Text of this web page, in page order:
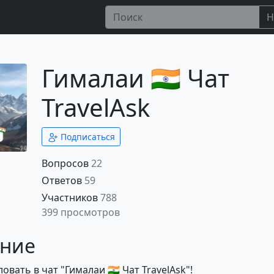
Гималаи 🇮🇳 Чат
TravelAsk
Подписаться
Вопросов22
Ответов 59
Участников788
399 просмотров
в чат "Гималаи 🇮🇳 Чат TravelAsk"!